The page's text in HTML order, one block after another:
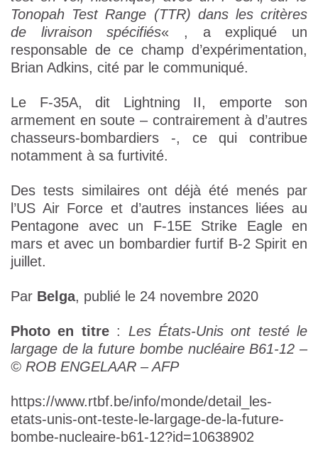
Tonopah Test Range (TTR) dans les critères
de livraison spécifiés« , a expliqué un
responsable de ce champ d’expérimentation,
Brian Adkins, cité par le communiqué.
Le F-35A, dit Lightning II, emporte son
armement en soute – contrairement à d’autres
chasseurs-bombardiers -, ce qui contribue
notamment à sa furtivité.
Des tests similaires ont déjà été menés par
l’US Air Force et d’autres instances liées au
Pentagone avec un F-15E Strike Eagle en
mars et avec un bombardier furtif B-2 Spirit en
juillet.
Par Belga, publié le 24 novembre 2020
Photo en titre: Les États-Unis ont testé le
largage de la future bombe nucléaire B61-12 –
© ROB ENGELAAR – AFP
https://www.rtbf.be/info/monde/detail_les-
etats-unis-ont-teste-le-largage-de-la-future-
bombe-nucleaire-b61-12?id=10638902